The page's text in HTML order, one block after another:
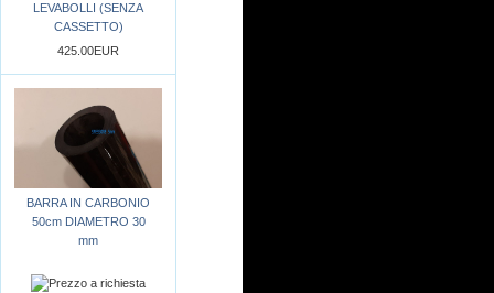
LEVABOLLI (SENZA
CASSETTO)
425.00EUR
BARRA IN CARBONIO
50cm DIAMETRO 30
mm